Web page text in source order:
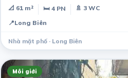
📐 61 m² 🛏 4 PN
🚿 3 WC
📍Long Biên
Nhà mặt phố · Long Biên
Môi giới